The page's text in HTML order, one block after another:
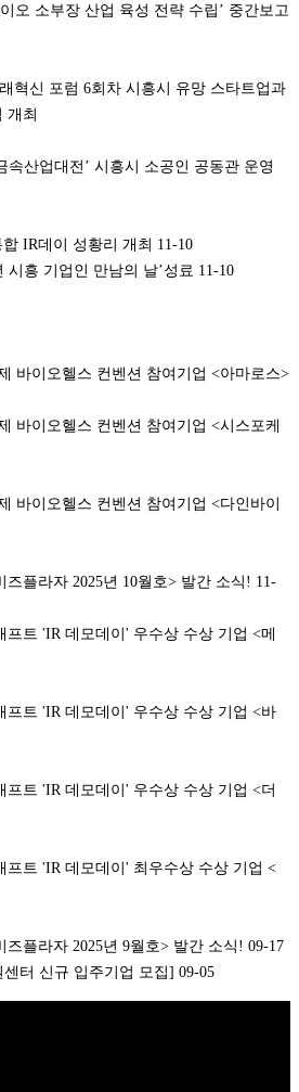
오 소부장 산업 육성 전략 수립’ 중간보고
혁신 포럼 6회차 시흥시 유망 스타트업과
개최
속산업대전’ 시흥시 소공인 공동관 운영
IR데이 성황리 개최 11-10
시흥 기업인 만남의 날’성료 11-10
바이오헬스 컨벤션 참여기업 <아마로스>
바이오헬스 컨벤션 참여기업 <시스포케
바이오헬스 컨벤션 참여기업 <다인바이
플라자 2025년 10월호> 발간 소식! 11-
프트 'IR 데모데이' 우수상 수상 기업 <메
프트 'IR 데모데이' 우수상 수상 기업 <바
프트 'IR 데모데이' 우수상 수상 기업 <더
프트 'IR 데모데이' 최우수상 수상 기업 <
플라자 2025년 9월호> 발간 소식! 09-17
터 신규 입주기업 모집] 09-05